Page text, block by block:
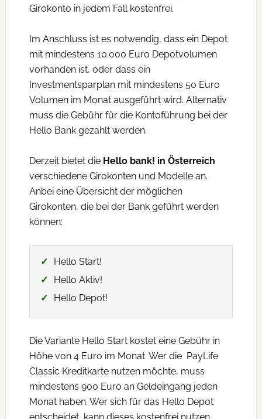
Girokonto in jedem Fall kostenfrei.
Im Anschluss ist es notwendig, dass ein Depot
mit mindestens 10.000 Euro Depotvolumen
vorhanden ist, oder dass ein
Investmentsparplan mit mindestens 50 Euro
Volumen im Monat ausgeführt wird. Alternativ
muss die Gebühr für die Kontoführung bei der
Hello Bank gezahlt werden.
Derzeit bietet die Hello bank! in Österreich
verschiedene Girokonten und Modelle an.
Anbei eine Übersicht der möglichen
Girokonten, die bei der Bank geführt werden
können:
Hello Start!
Hello Aktiv!
Hello Depot!
Die Variante Hello Start kostet eine Gebühr in
Höhe von 4 Euro im Monat. Wer die PayLife
Classic Kreditkarte nutzen möchte, muss
mindestens 900 Euro an Geldeingang jeden
Monat haben. Wer sich für das Hello Depot